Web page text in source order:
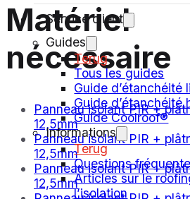
Service client
Guides
Terug
Tous les guides
Guide d’étanchéité
Guide d’étanchéité
Guide Coolroof®
Informations
Terug
Questions
Articles sur le
l’isolation
Matériel
nécessaire
Panneau isolant PIR +
12,5mm
Panneau isolant PIR +
12,5mm
Panneau isolant PIR +
12,5mm